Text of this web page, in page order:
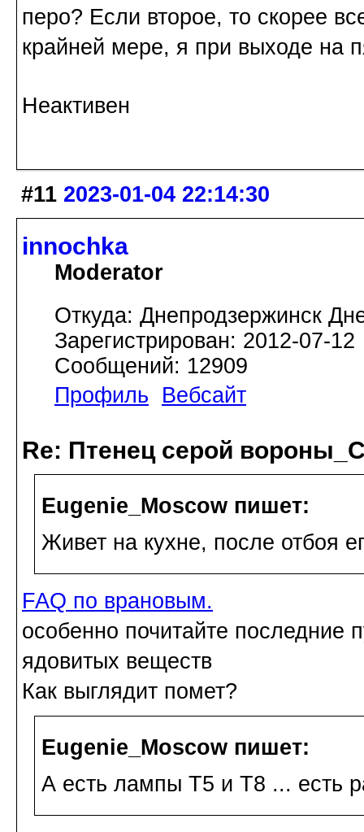
перо? Если второе, то скорее
крайней мере, я при выходе на
Неактивен
#11 2023-01-04 22:14:30
innochka
Moderator
Откуда: Днепродзержинск
Зарегистрирован: 2012-07-12
Сообщений: 12909
Профиль
Вебсайт
Re: Птенец серой
Eugenie_Moscow пишет:
Живет на кухне, после отбоя
FAQ по врановым.
особенно почитайте последние
ядовитых веществ
Как выглядит помет?
Eugenie_Moscow пишет:
А есть лампы Т5 и Т8 ... есть